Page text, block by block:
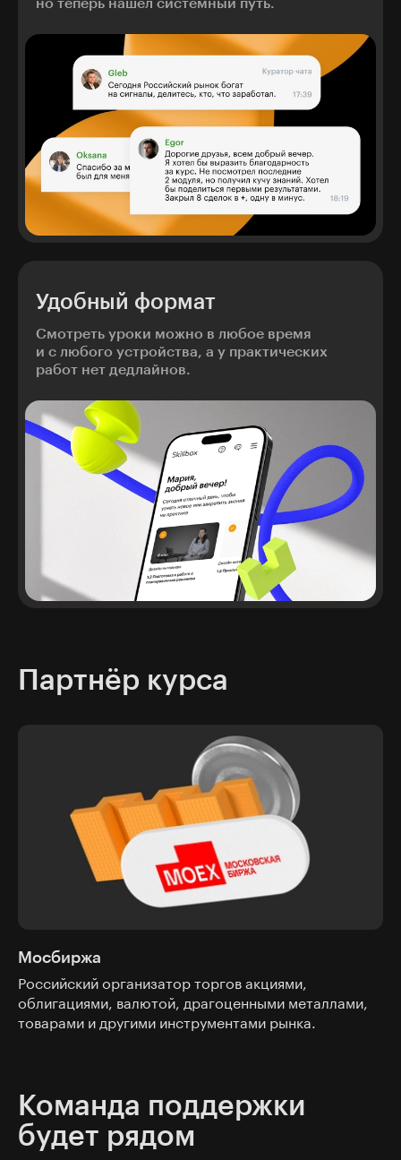
но теперь нашёл системный путь.
Удобный формат
Смотреть уроки можно в любое время
и с любого устройства, а у практических
работ нет дедлайнов.
Партнёр курса
Мосбиржа
Российский организатор торгов акциями,
облигациями, валютой, драгоценными металлами,
товарами и другими инструментами рынка.
Команда поддержки
будет рядом